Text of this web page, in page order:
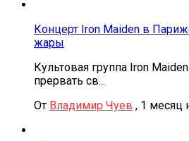
Концерт Iron Maiden в
жары
Культовая группа Iron
прервать св...
От Владимир Чуев , 1 месяц